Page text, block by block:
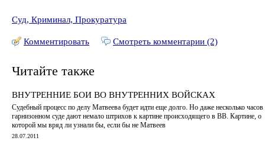
Суд, Криминал, Прокуратура
Комментировать Смотреть комментарии (2)
Читайте также
ВНУТРЕННИЕ БОИ ВО ВНУТРЕННИХ ВОЙСКАХ
Судебный процесс по делу Матвеева будет идти еще долго. Но даже несколько часов
гарнизонном суде дают немало штрихов к картине происходящего в ВВ. Картине, о
которой мы вряд ли узнали бы, если бы не Матвеев
28.07.2011